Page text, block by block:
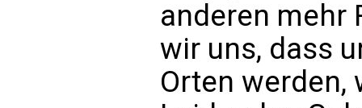
anderen mehr
wir uns, dass
Orten werden,